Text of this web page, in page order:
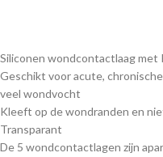
Siliconen wondcontactlaag met
Geschikt voor acute,
veel wondvocht
Kleeft op de wondranden en
Transparant
De 5 wondcontactlagen zijn